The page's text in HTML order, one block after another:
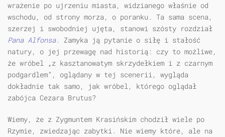
wrażenie po ujrzeniu miasta, widzianego właśnie od
wschodu, od strony morza, o poranku. Ta sama scena,
szerzej i swobodniej ujęta, stanowi szósty rozdział
Pana Alfonsa. Zamyka ją pytanie o siłę i stałość
natury, o jej przewagę nad historią: czy to możliwe,
że wróbel „z kasztanowatym skrzydełkiem i z czarnym
podgardlem”, oglądany w tej scenerii, wygląda
dokładnie tak samo, jak wróbel, którego oglądał
zabójca Cezara Brutus?
Wiemy, że z Zygmuntem Krasińskim chodził wiele po
Rzymie, zwiedzając zabytki. Nie wiemy które, ale na